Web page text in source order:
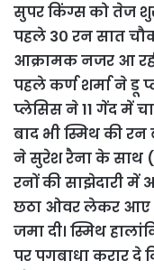
सुपर किंग्स को तेज
पहले 3० रन सात
आक्रामक नजर आ
पहले कर्ण शर्मा ने डू
प्लेसिस ने 11 गेंद में
बाद भी स्मिथ की रन
ने सुरेश रैना के साथ
रनों की साझेदारी में
छठा ओवर लेकर आए
जमा दी। स्मिथ
पर पगबाधा करार दे